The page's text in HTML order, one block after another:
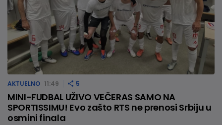
AKTUELNO 11:49 5
MINI-FUDBAL UŽIVO VEČERAS SAMO NA
SPORTISSIMU! Evo zašto RTS ne prenosi Srbiju u
osmini finala